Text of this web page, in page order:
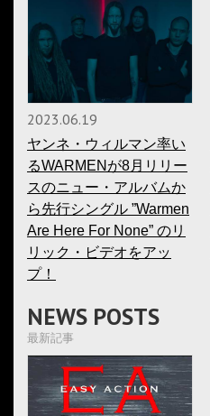
2023.06.19
ヤンネ・ウィルマン率い
るWARMENが8月リリー
スのニュー・アルバムか
ら先行シングル ”Warmen
Are Here For None” のリ
リック・ビデオをアッ
プ！
NEWS POSTS
最新記事